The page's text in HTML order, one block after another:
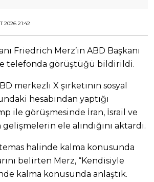
2026 21:42
Friedrich Merz’in ABD Başkanı
telefonda görüştüğü bildirildi.
merkezli X şirketinin sosyal
hesabından yaptığı
ile görüşmesinde İran, İsrail ve
gelişmelerin ele alındığını aktardı.
halinde kalma konusunda
belirten Merz, “Kendisiyle
kalma konusunda anlaştık.